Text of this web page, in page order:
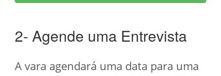
2- Agende uma Entrevista
A vara agendará uma data para uma